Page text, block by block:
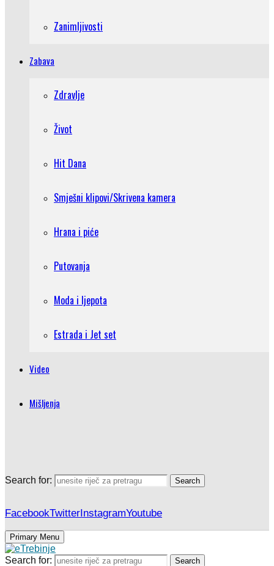
Zanimljivosti
Zabava
Zdravlje
Život
Hit Dana
Smješni klipovi/Skrivena kamera
Hrana i piće
Putovanja
Moda i ljepota
Estrada i Jet set
Video
Mišljenja
Search for: Search
FacebookTwitterInstagramYoutube
Primary Menu
Search for: Search